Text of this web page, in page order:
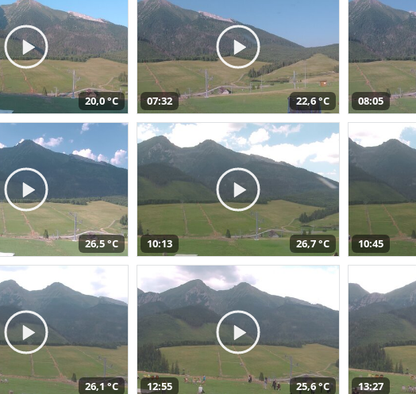
20,0 °C 07:32 22,6 °C 08:05
26,5 °C 10:13 26,7 °C 10:45
26,1 °C 12:55 25,6 °C 13:27